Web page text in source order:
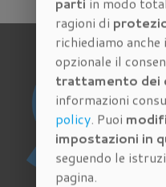
ragioni di
richiediamo
opzionale il
trattamento dei
informazioni
policy. Puoi
impostazioni in
seguendo le
pagina.